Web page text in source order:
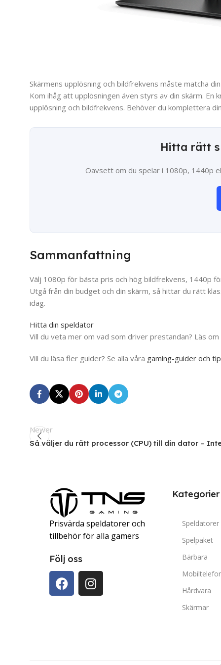
Skärmens upplösning och bildfrekvens måste matcha
Kom ihåg att upplösningen även styrs av din skärm.
upplösning och bildfrekvens. Behöver du komplettera
Hitta rätt
Oavsett om du spelar i 1080p, 1440p
Sammanfattning
Välj 1080p för bästa pris och hög bildfrekvens, 1440p
Utgå från din budget och din skärm, så hittar du rätt
idag.
Hitta din speldator
Vill du veta mer om vad som driver prestandan? Läs
Vill du läsa fler guider? Se alla våra gaming-guider och
Newer
Så väljer du rätt processor (CPU) till din dator –
Prisvärda speldatorer och
tillbehör för alla gamers
Följ oss
Kategorier
Speldatorer
Spelpaket
Bärbara
Hårdvara
Skärmar